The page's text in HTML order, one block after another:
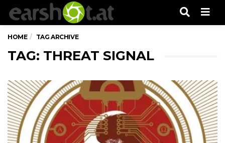
HOME TAG ARCHIVE
TAG: THREAT SIGNAL